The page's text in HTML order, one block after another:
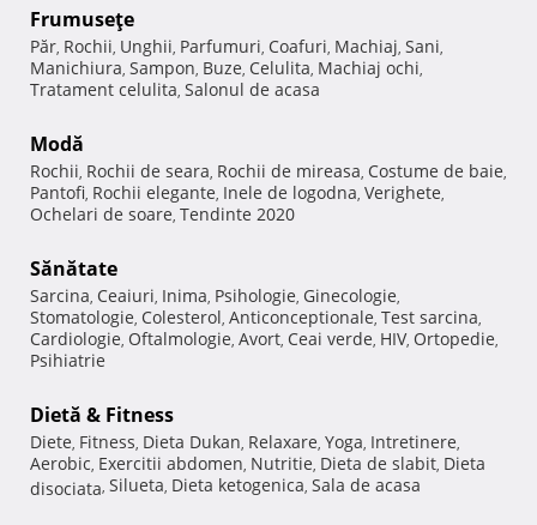
Frumuseţe
Păr, Rochii, Unghii, Parfumuri, Coafuri, Machiaj, Sani,
Manichiura, Sampon, Buze, Celulita, Machiaj ochi,
Tratament celulita, Salonul de acasa
Modă
Rochii, Rochii de seara, Rochii de mireasa, Costume de baie,
Pantofi, Rochii elegante, Inele de logodna, Verighete,
Ochelari de soare, Tendinte 2020
Sănătate
Sarcina, Ceaiuri, Inima, Psihologie, Ginecologie,
Stomatologie, Colesterol, Anticonceptionale, Test sarcina,
Cardiologie, Oftalmologie, Avort, Ceai verde, HIV, Ortopedie,
Psihiatrie
Dietă & Fitness
Diete, Fitness, Dieta Dukan, Relaxare, Yoga, Intretinere,
Aerobic, Exercitii abdomen, Nutritie, Dieta de slabit, Dieta
disociata, Silueta, Dieta ketogenica, Sala de acasa